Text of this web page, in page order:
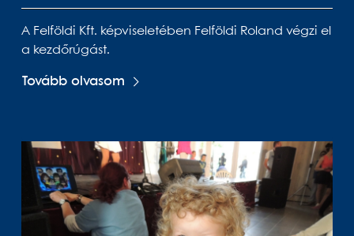
A Felföldi Kft. képviseletében Felföldi Roland végzi el
a kezdőrúgást.
Tovább olvasom